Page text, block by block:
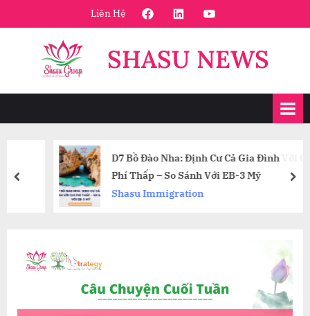
to
Liên Hệ FaceBookLinkedinYoutube
SHASU NEWS
D7 Bồ Đào Nha: Định Cư Cả Gia Đình Với Chi
Phí Thấp – So Sánh Với EB-3 Mỹ
Shasu Immigration
prev